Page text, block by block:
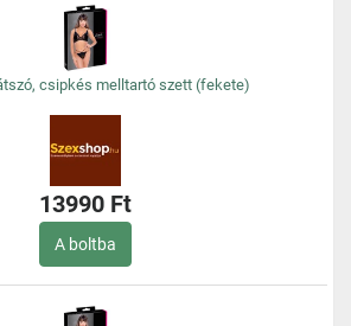
csipkés melltartó szett (fekete)
13990 Ft
A boltba